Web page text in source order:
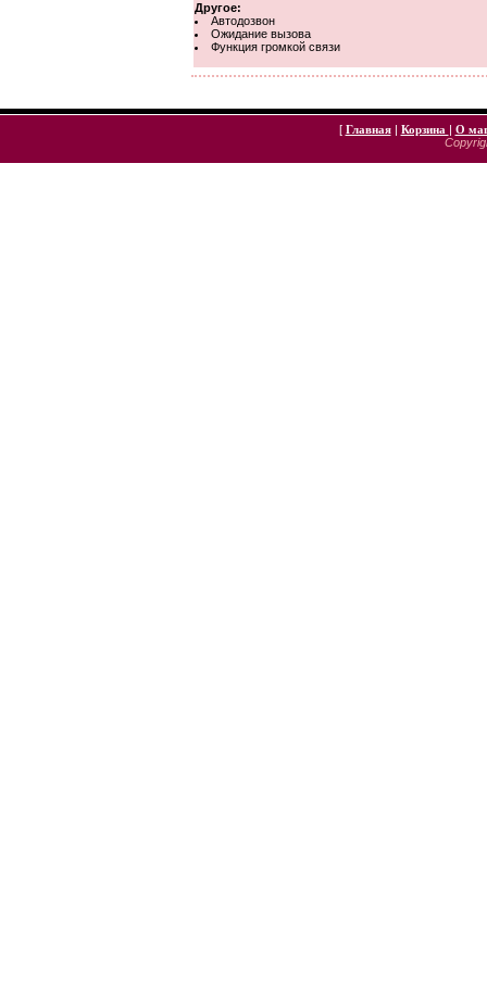
Другое:
Автодозвон
Ожидание вызова
Функция громкой связи
[ Главная| Корзина | О